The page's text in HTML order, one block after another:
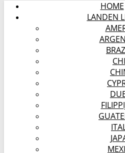
HOME
LANDEN